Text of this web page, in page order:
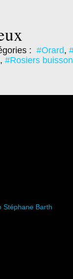
: #Orard,
, #Rosiers